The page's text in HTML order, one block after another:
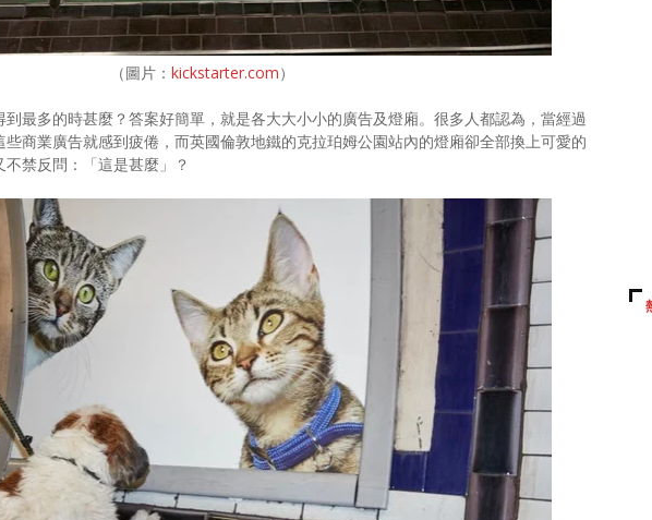
（圖片：kickstarter.com）
最多的時甚麼？答案好簡單，就是各大大小小的廣告及燈廂。很多人都認為，當經過
商業廣告就感到疲倦，而英國倫敦地鐵的克拉珀姆公園站內的燈廂卻全部換上可愛的
禁反問：「這是甚麼」？